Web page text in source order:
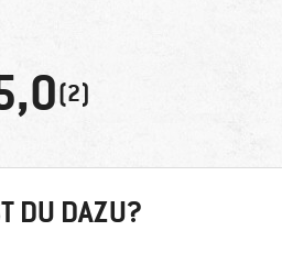
(2)
DU DAZU?